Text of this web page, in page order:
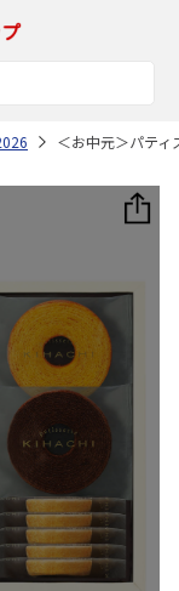
＜お中元＞パテ